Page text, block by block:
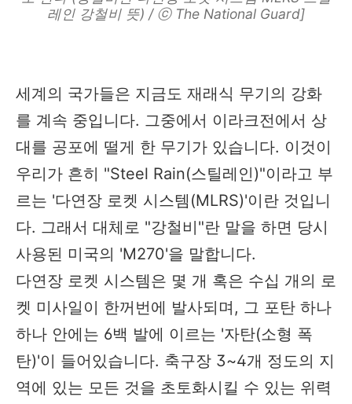
레인 강철비 뜻) / ⓒ The National Guard]
세계의 국가들은 지금도 재래식 무기의 강화
를 계속 중입니다. 그중에서 이라크전에서 상
대를 공포에 떨게 한 무기가 있습니다. 이것이
우리가 흔히 "Steel Rain(스틸레인)"이라고 부
르는 '다연장 로켓 시스템(MLRS)'이란 것입니
다. 그래서 대체로 "강철비"란 말을 하면 당시
사용된 미국의 'M270'을 말합니다.
다연장 로켓 시스템은 몇 개 혹은 수십 개의 로
켓 미사일이 한꺼번에 발사되며, 그 포탄 하나
하나 안에는 6백 발에 이르는 '자탄(소형 폭
탄)'이 들어있습니다. 축구장 3~4개 정도의 지
역에 있는 모든 것을 초토화시킬 수 있는 위력